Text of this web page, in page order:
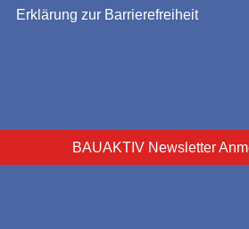
Erklärung zur Barrierefreiheit
BAUAKTIV Newsletter